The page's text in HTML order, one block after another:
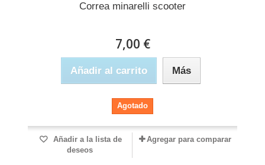
Correa minarelli scooter
7,00 €
Añadir al carrito Más
Agotado
Añadir a la lista de
deseos
Agregar para comparar